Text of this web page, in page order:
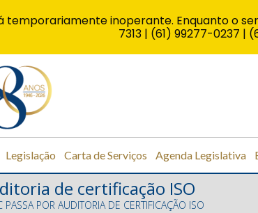
Legislação Carta de Serviços Agenda Legislativa
de certificação ISO
PASSA POR AUDITORIA DE CERTIFICAÇÃO ISO
inoperante. Enquanto o
7313 | (61) 99277-0237 |